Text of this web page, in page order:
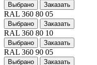
Выбрано Заказать
RAL 360 80 05
Выбрано Заказать
RAL 360 80 10
Выбрано Заказать
RAL 360 90 05
Выбрано Заказать